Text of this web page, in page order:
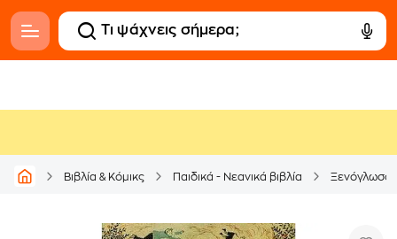
Βιβλία & Κόμικς Παιδικά - Νεανικά βιβλία